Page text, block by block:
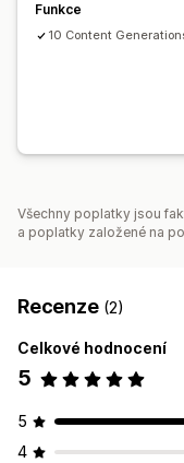
Funkce
10 Content
Všechny poplatky jsou
a poplatky založené na
Recenze (2)
Celkové hodnocení
5
5
4